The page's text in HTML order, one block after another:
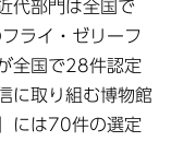
代部門は全国で
ライ・ゼリーフ
全国で28件認定
に取り組む博物館
には70件の選定